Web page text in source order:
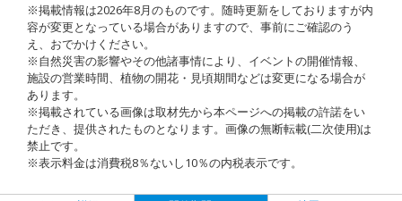
※掲載情報は2026年8月のものです。随時更新をしておりますが内
容が変更となっている場合がありますので、事前にご確認のう
え、おでかけください。
※自然災害の影響やその他諸事情により、イベントの開催情報、
施設の営業時間、植物の開花・見頃期間などは変更になる場合が
あります。
※掲載されている画像は取材先から本ページへの掲載の許諾をい
ただき、提供されたものとなります。画像の無断転載(二次使用)は
禁止です。
※表示料金は消費税8％ないし10％の内税表示です。